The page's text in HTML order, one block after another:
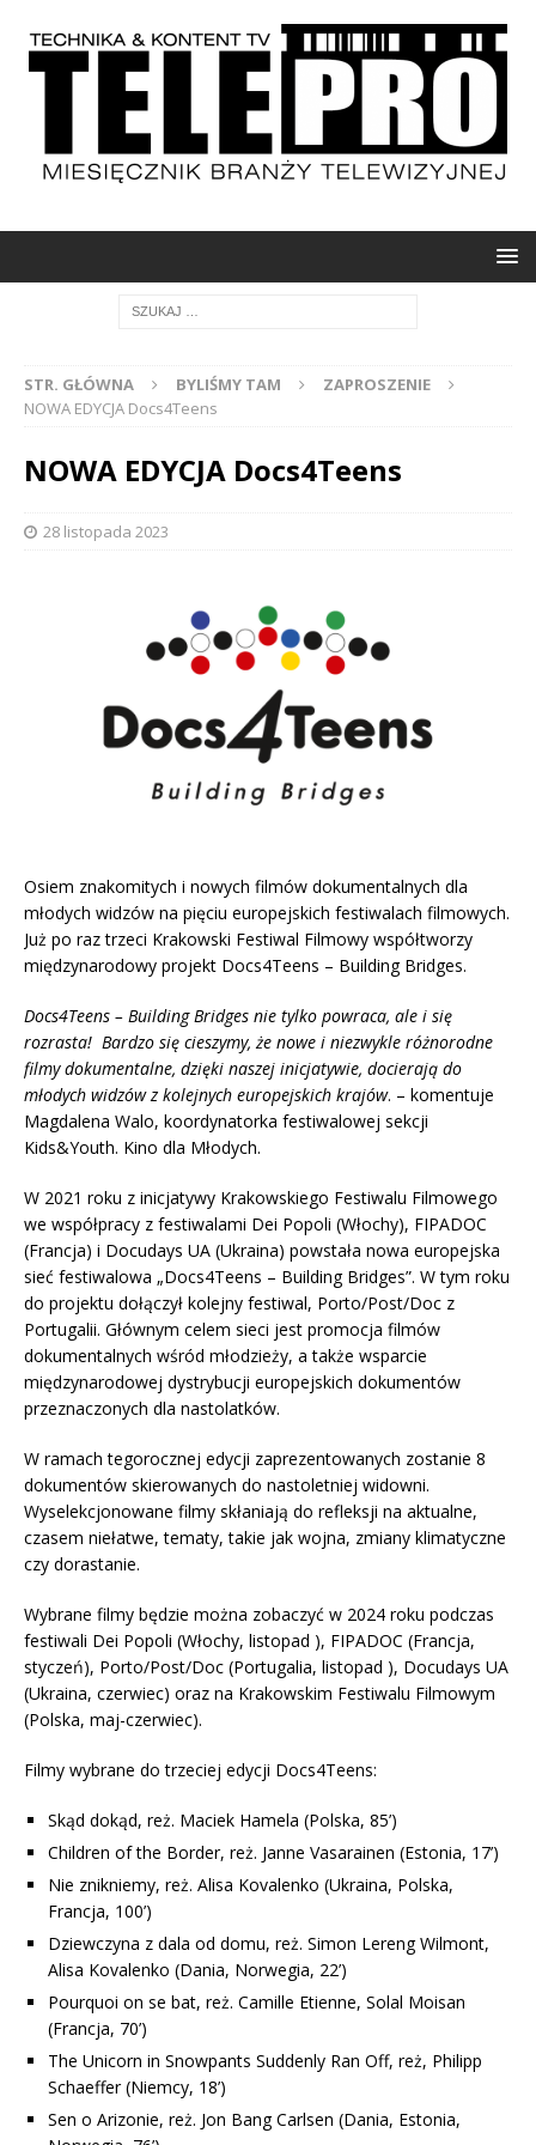
STR. GŁÓWNA BYLIŚMY TAM
ZAPROSZENIE
NOWA EDYCJA Docs4Teens
NOWA EDYCJA Docs4Teens
28 listopada 2023
Osiem znakomitych i nowych filmów dokumentalnych dla
młodych widzów na pięciu europejskich festiwalach filmowych.
Już po raz trzeci Krakowski Festiwal Filmowy współtworzy
międzynarodowy projekt Docs4Teens – Building Bridges.
Docs4Teens – Building Bridges nie tylko powraca, ale i się
rozrasta! Bardzo się cieszymy, że nowe i niezwykle różnorodne
filmy dokumentalne, dzięki naszej inicjatywie, docierają do
młodych widzów z kolejnych europejskich krajów. – komentuje
Magdalena Walo, koordynatorka festiwalowej sekcji
Kids&Youth. Kino dla Młodych.
W 2021 roku z inicjatywy Krakowskiego Festiwalu Filmowego
we współpracy z festiwalami Dei Popoli (Włochy), FIPADOC
(Francja) i Docudays UA (Ukraina) powstała nowa europejska
sieć festiwalowa „Docs4Teens – Building Bridges”. W tym roku
do projektu dołączył kolejny festiwal, Porto/Post/Doc z
Portugalii. Głównym celem sieci jest promocja filmów
dokumentalnych wśród młodzieży, a także wsparcie
międzynarodowej dystrybucji europejskich dokumentów
przeznaczonych dla nastolatków.
W ramach tegorocznej edycji zaprezentowanych zostanie 8
dokumentów skierowanych do nastoletniej widowni.
Wyselekcjonowane filmy skłaniają do refleksji na aktualne,
czasem niełatwe, tematy, takie jak wojna, zmiany klimatyczne
czy dorastanie.
Wybrane filmy będzie można zobaczyć w 2024 roku podczas
festiwali Dei Popoli (Włochy, listopad ), FIPADOC (Francja,
styczeń), Porto/Post/Doc (Portugalia, listopad ), Docudays UA
(Ukraina, czerwiec) oraz na Krakowskim Festiwalu Filmowym
(Polska, maj-czerwiec).
Filmy wybrane do trzeciej edycji Docs4Teens:
Skąd dokąd, reż. Maciek Hamela (Polska, 85’)
Children of the Border, reż. Janne Vasarainen (Estonia, 17’)
Nie znikniemy, reż. Alisa Kovalenko (Ukraina, Polska,
Francja, 100’)
Dziewczyna z dala od domu, reż. Simon Lereng Wilmont,
Alisa Kovalenko (Dania, Norwegia, 22’)
Pourquoi on se bat, reż. Camille Etienne, Solal Moisan
(Francja, 70’)
The Unicorn in Snowpants Suddenly Ran Off, reż, Philipp
Schaeffer (Niemcy, 18’)
Sen o Arizonie, reż. Jon Bang Carlsen (Dania, Estonia,